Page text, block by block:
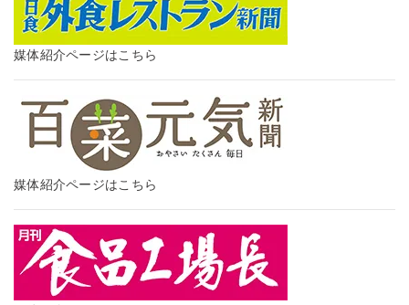
媒体紹介ページはこちら
媒体紹介ページはこちら